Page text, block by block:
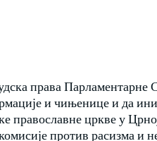
права Парламентарне
и чињенице и да
православне цркве у
против расизма и